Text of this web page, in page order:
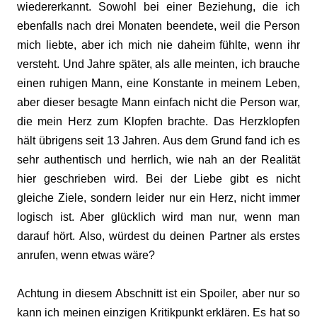
wiedererkannt. Sowohl bei einer Beziehung, die ich
ebenfalls nach drei Monaten beendete, weil die Person
mich liebte, aber ich mich nie daheim fühlte, wenn ihr
versteht. Und Jahre später, als alle meinten, ich brauche
einen ruhigen Mann, eine Konstante in meinem Leben,
aber dieser besagte Mann einfach nicht die Person war,
die mein Herz zum Klopfen brachte. Das Herzklopfen
hält übrigens seit 13 Jahren. Aus dem Grund fand ich es
sehr authentisch und herrlich, wie nah an der Realität
hier geschrieben wird. Bei der Liebe gibt es nicht
gleiche Ziele, sondern leider nur ein Herz, nicht immer
logisch ist. Aber glücklich wird man nur, wenn man
darauf hört. Also, würdest du deinen Partner als erstes
anrufen, wenn etwas wäre?
Achtung in diesem Abschnitt ist ein Spoiler, aber nur so
kann ich meinen einzigen Kritikpunkt erklären. Es hat so